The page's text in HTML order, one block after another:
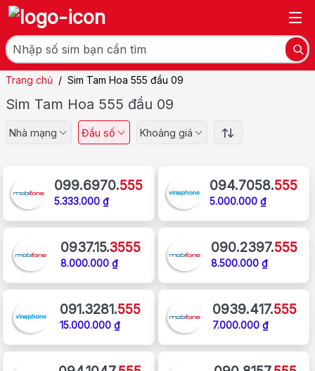
Trang chủ / Sim Tam Hoa 555 đầu 09
Sim Tam Hoa 555 đầu 09
Nhà mạng Đầu số Khoảng giá
099.6970.555
5.333.000 ₫
094.7058.555
5.000.000 ₫
0937.15.3555
8.000.000 ₫
090.2397.555
8.500.000 ₫
091.3281.555
15.000.000 ₫
0939.417.555
7.000.000 ₫